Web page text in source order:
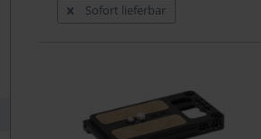
Sofort lieferbar